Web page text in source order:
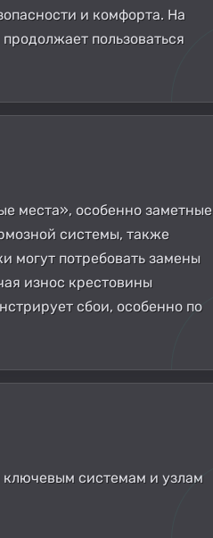
и комфорта. На
пользоваться
места», особенно заметные
системы, также
могут потребовать замены
износ крестовины
сбои, особенно по
системам и узлам